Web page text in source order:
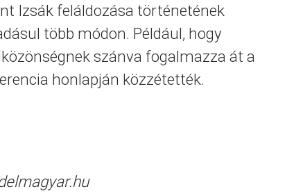
Izsák feláldozása történetének
több módon. Például, hogy
szánva fogalmazza át a
honlapján közzétették.